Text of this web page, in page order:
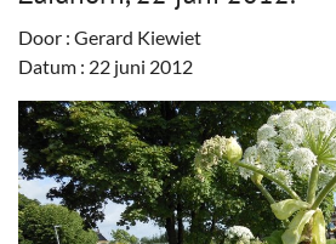
Bedrijven
Prikbord & Aanbiedingen
Plaats bericht
Door : Gerard Kiewiet
Datum : 22 juni 2012